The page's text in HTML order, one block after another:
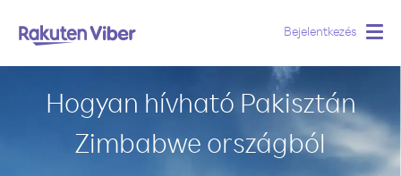
Bejelentkezés
Hogyan hívható Pakisztán
Zimbabwe országból